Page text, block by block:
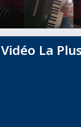
Vidéo La